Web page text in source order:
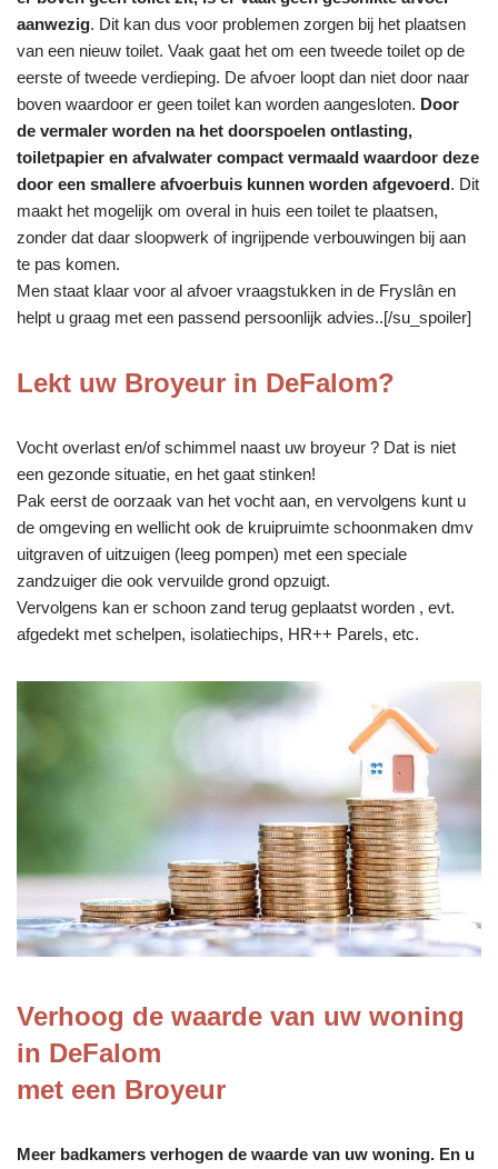
aanwezig. Dit kan dus voor problemen zorgen bij het plaatsen
van een nieuw toilet. Vaak gaat het om een tweede toilet op de
eerste of tweede verdieping. De afvoer loopt dan niet door naar
boven waardoor er geen toilet kan worden aangesloten. Door
de vermaler worden na het doorspoelen ontlasting,
toiletpapier en afvalwater compact vermaald waardoor deze
door een smallere afvoerbuis kunnen worden afgevoerd. Dit
maakt het mogelijk om overal in huis een toilet te plaatsen,
zonder dat daar sloopwerk of ingrijpende verbouwingen bij aan
te pas komen.
Men staat klaar voor al afvoer vraagstukken in de Fryslân en
helpt u graag met een passend persoonlijk advies..[/su_spoiler]
Lekt uw Broyeur in DeFalom?
Vocht overlast en/of schimmel naast uw broyeur ? Dat is niet
een gezonde situatie, en het gaat stinken!
Pak eerst de oorzaak van het vocht aan, en vervolgens kunt u
de omgeving en wellicht ook de kruipruimte schoonmaken dmv
uitgraven of uitzuigen (leeg pompen) met een speciale
zandzuiger die ook vervuilde grond opzuigt.
Vervolgens kan er schoon zand terug geplaatst worden , evt.
afgedekt met schelpen, isolatiechips, HR++ Parels, etc.
Verhoog de waarde van uw woning
in DeFalom
met een Broyeur
Meer badkamers verhogen de waarde van uw woning. En u